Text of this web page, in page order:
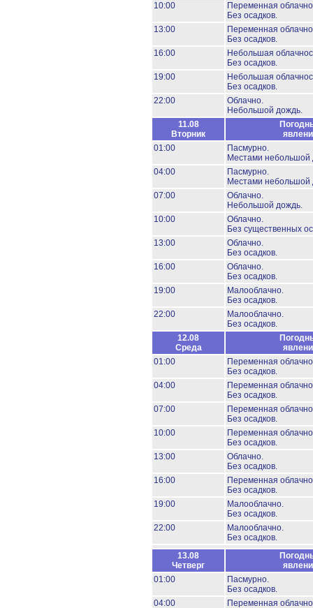
10:00
Переменная
Без осадков.
13:00
Переменная
Без осадков.
16:00
Небольшая
Без осадков.
19:00
Небольшая
Без осадков.
22:00
Облачно.
Небольшой дождь.
11.08
Вторник
01:00
Пасмурно.
Местами небольшой
04:00
Пасмурно.
Местами небольшой
07:00
Облачно.
Небольшой дождь.
10:00
Облачно.
Без существенных
13:00
Облачно.
Без осадков.
16:00
Облачно.
Без осадков.
19:00
Малооблачно.
Без осадков.
22:00
Малооблачно.
Без осадков.
12.08
Среда
01:00
Переменная
Без осадков.
04:00
Переменная
Без осадков.
07:00
Переменная
Без осадков.
10:00
Переменная
Без осадков.
13:00
Облачно.
Без осадков.
16:00
Переменная
Без осадков.
19:00
Малооблачно.
Без осадков.
22:00
Малооблачно.
Без осадков.
13.08
Четверг
01:00
Пасмурно.
Без осадков.
04:00
Переменная